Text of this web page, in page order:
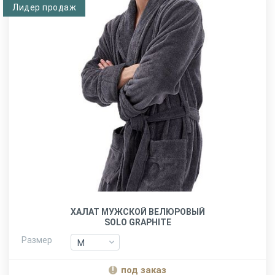
Лидер продаж
ХАЛАТ МУЖСКОЙ ВЕЛЮРОВЫЙ
SOLO GRAPHITE
Размер
M
M
под заказ